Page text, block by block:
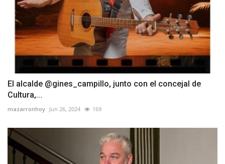
El alcalde @gines_campillo, junto con el concejal de
Cultura,...
mazarronhoy Jun 26, 2024 169